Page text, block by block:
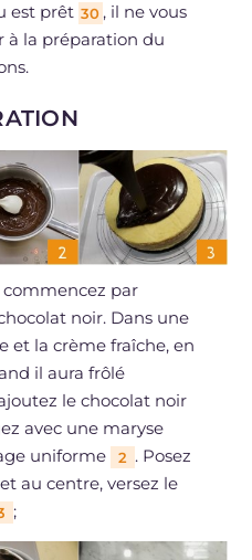
est prêt 30 , il ne vous
à la préparation du
par
noir. Dans une
et la crème fraîche, en
il aura frôlé
le chocolat noir
avec une maryse
uniforme
2 . Posez
au centre, versez le
;